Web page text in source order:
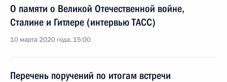
О памяти о Великой Отечественной войне,
Сталине и Гитлере (интервью ТАСС)
10 марта 2020 года, 15:00
Перечень поручений по итогам встречи